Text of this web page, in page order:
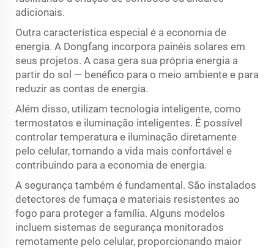
adicionais.
Outra característica especial é a economia de
energia. A Dongfang incorpora painéis solares em
seus projetos. A casa gera sua própria energia a
partir do sol — benéfico para o meio ambiente e para
reduzir as contas de energia.
Além disso, utilizam tecnologia inteligente, como
termostatos e iluminação inteligentes. É possível
controlar temperatura e iluminação diretamente
pelo celular, tornando a vida mais confortável e
contribuindo para a economia de energia.
A segurança também é fundamental. São instalados
detectores de fumaça e materiais resistentes ao
fogo para proteger a família. Alguns modelos
incluem sistemas de segurança monitorados
remotamente pelo celular, proporcionando maior